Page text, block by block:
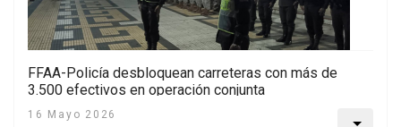
FFAA-Policía desbloquean carreteras con más de
3.500 efectivos en operación conjunta
16 Mayo 2026